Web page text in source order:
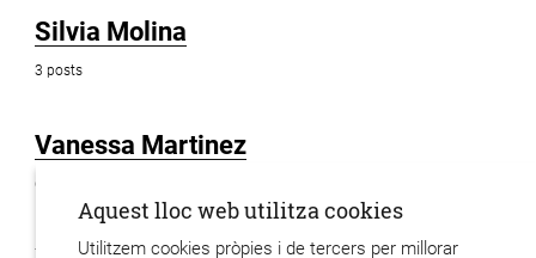
Silvia Molina
3 posts
Vanessa Martinez
6 posts
Aquest lloc web utilitza cookies
Utilitzem cookies pròpies i de tercers per millorar